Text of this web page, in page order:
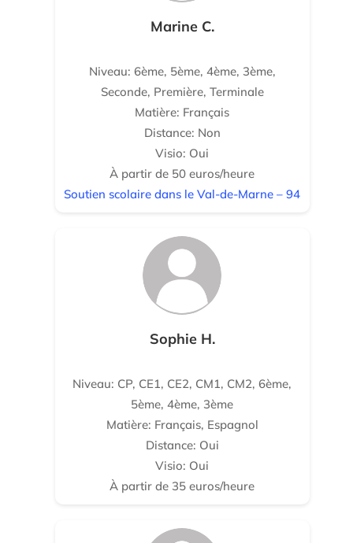
Marine C.
Niveau: 6ème, 5ème, 4ème, 3ème,
Seconde, Première, Terminale
Matière: Français
Distance: Non
Visio: Oui
À partir de 50 euros/heure
Soutien scolaire dans le Val-de-Marne – 94
Sophie H.
Niveau: CP, CE1, CE2, CM1, CM2, 6ème,
5ème, 4ème, 3ème
Matière: Français, Espagnol
Distance: Oui
Visio: Oui
À partir de 35 euros/heure